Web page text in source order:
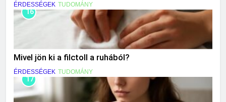
ÉRDESSÉGEK TUDOMÁNY
16
Mivel jön ki a filctoll a ruhából?
ÉRDESSÉGEK TUDOMÁNY
17